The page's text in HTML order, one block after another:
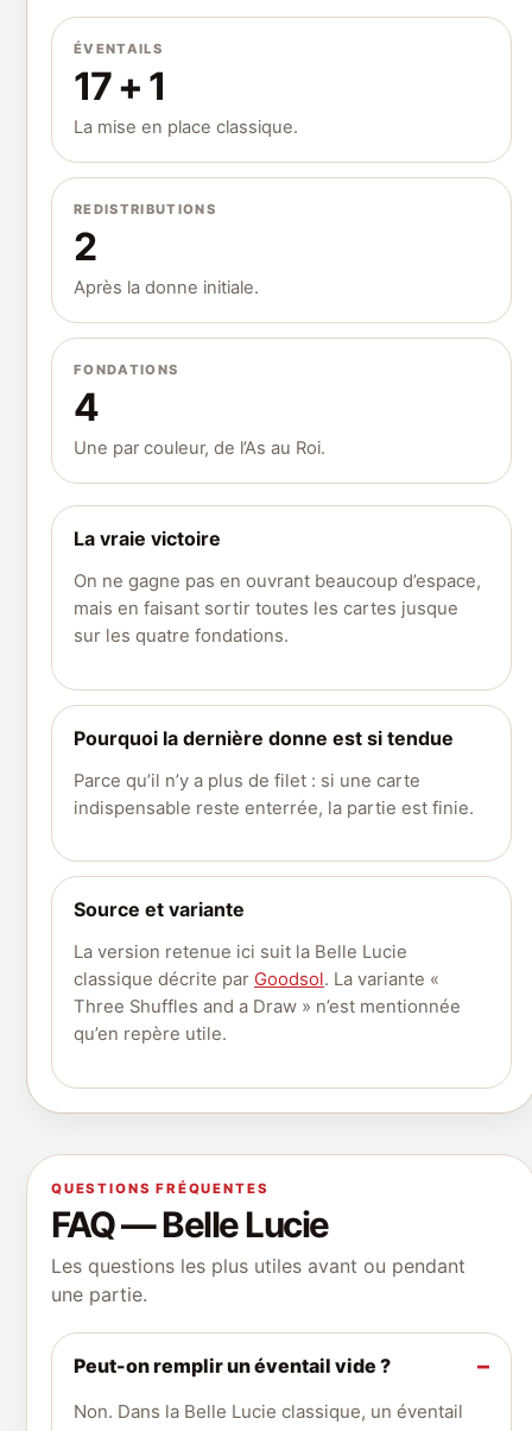
ÉVENTAILS
17 + 1
La mise en place classique.
REDISTRIBUTIONS
2
Après la donne initiale.
FONDATIONS
4
Une par couleur, de l’As au Roi.
La vraie victoire
On ne gagne pas en ouvrant beaucoup d’espace,
mais en faisant sortir toutes les cartes jusque
sur les quatre fondations.
Pourquoi la dernière donne est si tendue
Parce qu’il n’y a plus de filet : si une carte
indispensable reste enterrée, la partie est finie.
Source et variante
La version retenue ici suit la Belle Lucie
classique décrite par Goodsol. La variante «
Three Shuffles and a Draw » n’est mentionnée
qu’en repère utile.
QUESTIONS FRÉQUENTES
FAQ — Belle Lucie
Les questions les plus utiles avant ou pendant
une partie.
Peut-on remplir un éventail vide ?
Non. Dans la Belle Lucie classique, un éventail